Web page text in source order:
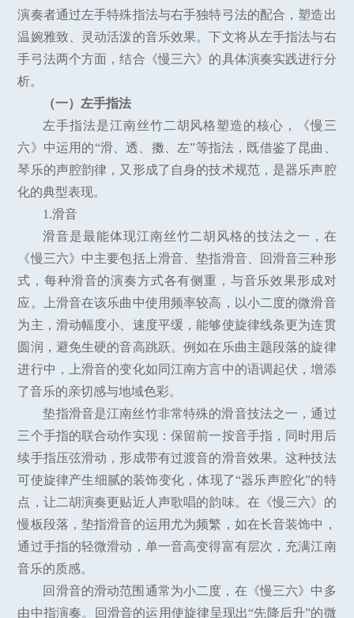
演奏者通过左手特殊指法与右手独特弓法的配合，塑造出
温婉雅致、灵动活泼的音乐效果。下文将从左手指法与右
手弓法两个方面，结合《慢三六》的具体演奏实践进行分
析。
（一）左手指法
左手指法是江南丝竹二胡风格塑造的核心，《慢三
六》中运用的“滑、透、擞、左”等指法，既借鉴了昆曲、
琴乐的声腔韵律，又形成了自身的技术规范，是器乐声腔
化的典型表现。
1.滑音
滑音是最能体现江南丝竹二胡风格的技法之一，在
《慢三六》中主要包括上滑音、垫指滑音、回滑音三种形
式，每种滑音的演奏方式各有侧重，与音乐效果形成对
应。上滑音在该乐曲中使用频率较高，以小二度的微滑音
为主，滑动幅度小、速度平缓，能够使旋律线条更为连贯
圆润，避免生硬的音高跳跃。例如在乐曲主题段落的旋律
进行中，上滑音的变化如同江南方言中的语调起伏，增添
了音乐的亲切感与地域色彩。
垫指滑音是江南丝竹非常特殊的滑音技法之一，通过
三个手指的联合动作实现：保留前一按音手指，同时用后
续手指压弦滑动，形成带有过渡音的滑音效果。这种技法
可使旋律产生细腻的装饰变化，体现了“器乐声腔化”的特
点，让二胡演奏更贴近人声歌唱的韵味。在《慢三六》的
慢板段落，垫指滑音的运用尤为频繁，如在长音装饰中，
通过手指的轻微滑动，单一音高变得富有层次，充满江南
音乐的质感。
回滑音的滑动范围通常为小二度，在《慢三六》中多
由中指演奏。回滑音的运用使旋律呈现出“先降后升”的微